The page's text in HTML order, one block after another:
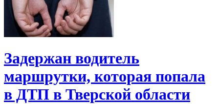
Задержан водитель
маршрутки, которая попала
в ДТП в Тверской области